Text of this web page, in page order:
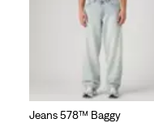
Jeans 578™ Baggy